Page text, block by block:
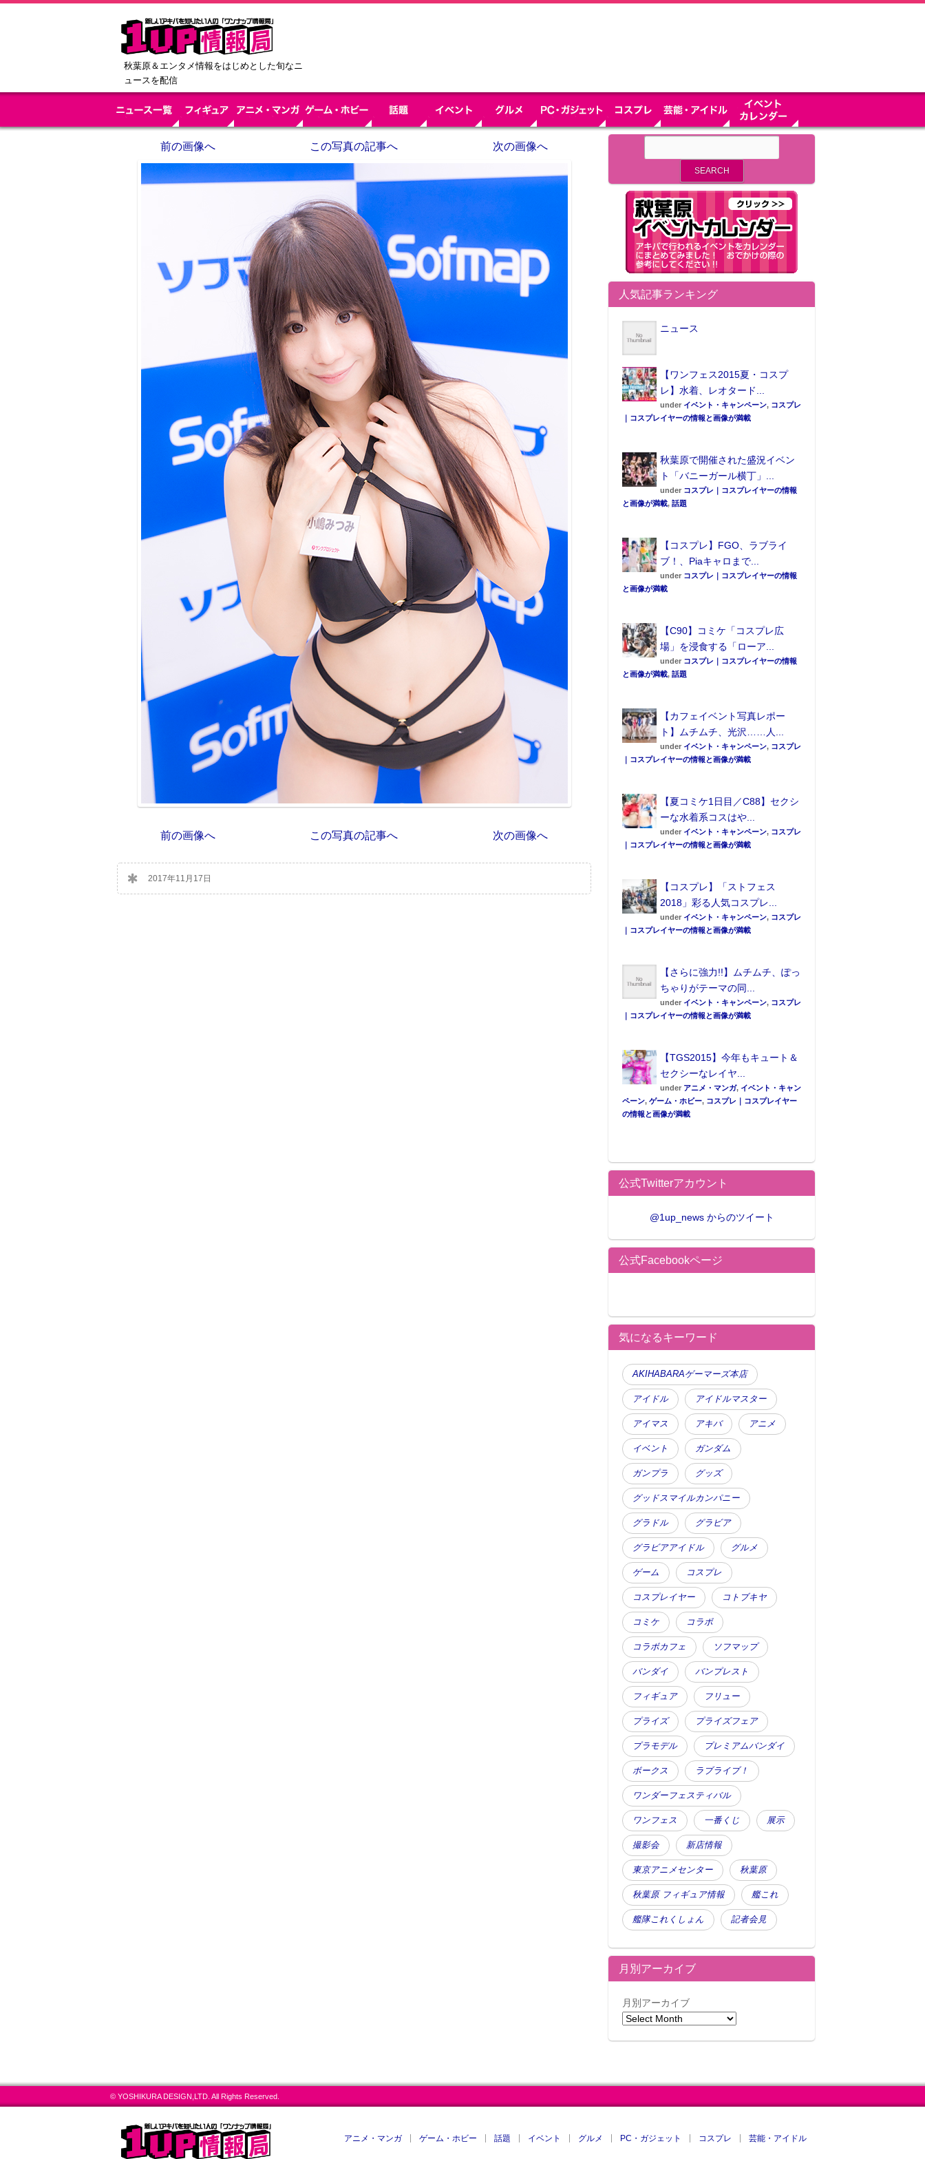
秋葉原＆エンタメ情報をはじめとした旬なニ
ュースを配信
前の画像へ この写真の記事へ 次の画像へ
前の画像へ この写真の記事へ 次の画像へ
2017年11月17日
人気記事ランキング
ニュース
【ワンフェス2015夏・コスプ
レ】水着、レオタード...
under イベント・キャンペーン, コスプレ
｜コスプレイヤーの情報と画像が満載
秋葉原で開催された盛況イベン
ト「バニーガール横丁」...
under コスプレ｜コスプレイヤーの情報
と画像が満載, 話題
【コスプレ】FGO、ラブライ
ブ！、Piaキャロまで...
under コスプレ｜コスプレイヤーの情報
と画像が満載
【C90】コミケ「コスプレ広
場」を浸食する「ローア...
under コスプレ｜コスプレイヤーの情報
と画像が満載, 話題
【カフェイベント写真レポー
ト】ムチムチ、光沢……人...
under イベント・キャンペーン, コスプレ
｜コスプレイヤーの情報と画像が満載
【夏コミケ1日目／C88】セクシ
ーな水着系コスはや...
under イベント・キャンペーン, コスプレ
｜コスプレイヤーの情報と画像が満載
【コスプレ】「ストフェス
2018」彩る人気コスプレ...
under イベント・キャンペーン, コスプレ
｜コスプレイヤーの情報と画像が満載
【さらに強力!!】ムチムチ、ぽっ
ちゃりがテーマの同...
under イベント・キャンペーン, コスプレ
｜コスプレイヤーの情報と画像が満載
【TGS2015】今年もキュート＆
セクシーなレイヤ...
under アニメ・マンガ, イベント・キャン
ペーン, ゲーム・ホビー, コスプレ｜コスプレイヤー
の情報と画像が満載
公式Twitterアカウント
@1up_news からのツイート
公式Facebookページ
気になるキーワード
AKIHABARAゲーマーズ本店
アイドル アイドルマスター
アイマス アキバ アニメ
イベント ガンダム
ガンプラ グッズ
グッドスマイルカンパニー
グラドル グラビア
グラビアアイドル グルメ
ゲーム コスプレ
コスプレイヤー コトブキヤ
コミケ コラボ
コラボカフェ ソフマップ
バンダイ バンプレスト
フィギュア フリュー
プライズ プライズフェア
プラモデル プレミアムバンダイ
ボークス ラブライブ！
ワンダーフェスティバル
ワンフェス 一番くじ 展示
撮影会 新店情報
東京アニメセンター 秋葉原
秋葉原 フィギュア情報 艦これ
艦隊これくしょん 記者会見
月別アーカイブ
月別アーカイブ
© YOSHIKURA DESIGN,LTD. All Rights Reserved.
アニメ・マンガ ゲーム・ホビー 話題 イベント グルメ PC・ガジェット コスプレ 芸能・アイドル